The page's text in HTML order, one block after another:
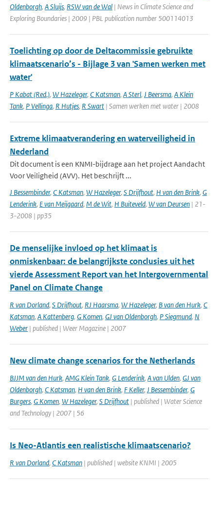
Oldenborgh, A Sluijs, RSW van de Wal | News in Climate Science and
Exploring Boundaries | 2009 | PBL publication number 500114013
Toelichting op door de Deltacommissie gebruikte
klimaatscenario’s - Bijlage 3 van 'Samen werken met
water'
P Kabat (Red.), W Hazeleger, C Katsman, A Sterl, J Beersma, A Klein
Tank, P Vellinga, R Hutjes, R Swart | Samen werken met water | 2008
Extreme klimaatverandering en waterveiligheid in
Nederland
Dit document is een KNMI-bijdrage aan het project Aandacht
Voor Veiligheid (AVV). Het beschrijft ...
J Bessembinder, C Katsman, W Hazeleger, S Drijfhout, H van den Brink, G
Lenderink, E van Meijgaard, M de Wit, H Buiteveld, W van Deursen | 21-
3-2008 | pp35
De menselijke invloed op het klimaat is
onmiskenbaar: de belangrijkste conclusies uit het
vierde Assessment Report van het Intergovernmental
Panel on Climate Change
R van Dorland, S Drijfhout, RJ Haarsma, W Hazeleger, B van den Hurk, C
Katsman, A Kattenberg, G Komen, GJ van Oldenborgh, P Siegmund, N
Weber | published | Weer Magazine | 2007
New climate change scenarios for the Netherlands
BJJM van den Hurk, AMG Klein Tank, G Lenderink, A van Ulden, GJ van
Oldenborgh, C Katsman, H van den Brink, F Keller, J Bessembinder, G
Burgers, G Komen, W Hazeleger, S Drijfhout | published | Water Science
and Technology | 2007 | 56
Is Neo-Atlantis een realistische klimaatscenario?
R van Dorland, C Katsman | published | website KNMI | 2005